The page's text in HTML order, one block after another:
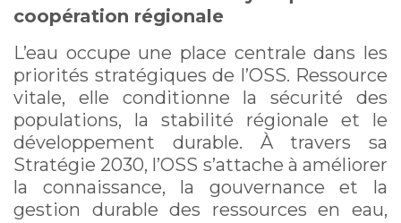
coopération régionale
L’eau occupe une place centrale dans les
priorités stratégiques de l’OSS. Ressource
vitale, elle conditionne la sécurité des
populations, la stabilité régionale et le
développement durable. À travers sa
Stratégie 2030, l’OSS s’attache à améliorer
la connaissance, la gouvernance et la
gestion durable des ressources en eau,